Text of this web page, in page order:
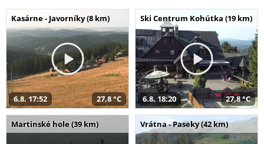
Kasárne - Javorníky (8 km)
6.8. 17:52 27,8 °C
Ski Centrum Kohútka (19 km)
6.8. 18:20 27,8 °C
Martinské hole (39 km) Vrátna - Paseky (42 km)